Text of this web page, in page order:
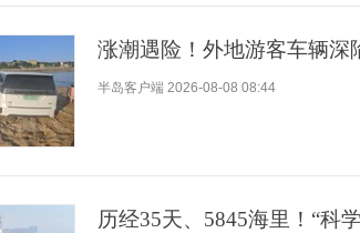
涨潮遇险！外地游客车辆深
半岛客户端 2026-08-08 08:44
历经35天、5845海里！“科